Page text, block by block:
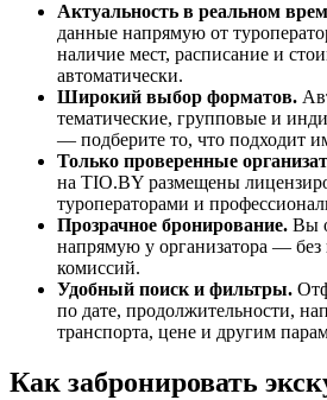
Актуальность в реальном
данные напрямую от
наличие мест, расписание и
автоматически.
Широкий выбор форматов.
тематические, групповые и
— подберите то, что подходит
Только проверенные
на TIO.BY размещены
туроператорами и
Прозрачное бронирование. Вы
напрямую у организатора —
комиссий.
Удобный поиск и фильтры.
по дате, продолжительности,
транспорта, цене и другим
Как забронировать